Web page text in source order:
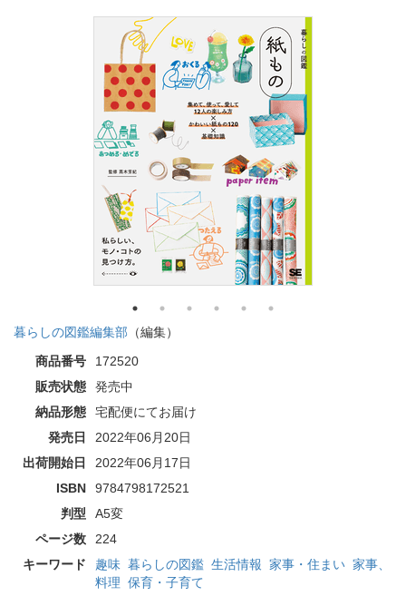
暮らしの図鑑編集部 （編集）
商品番号
172520
販売状態
発売中
納品形態
宅配便にてお届け
発売日
2022年06月20日
出荷開始日
2022年06月17日
ISBN
9784798172521
判型
A5変
ページ数
224
キーワード
趣味 暮らしの図鑑 生活情報 家事・住まい 家事、
料理 保育・子育て